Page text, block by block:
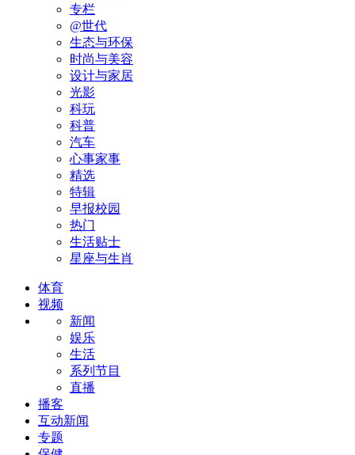
专栏
@世代
生态与环保
时尚与美容
设计与家居
光影
科玩
科普
汽车
心事家事
精选
特辑
早报校园
热门
生活贴士
星座与生肖
体育
视频
新闻
娱乐
生活
系列节目
直播
播客
互动新闻
专题